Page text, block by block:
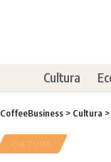
Cultura
CoffeeBusiness > Cultura >
CULTURA